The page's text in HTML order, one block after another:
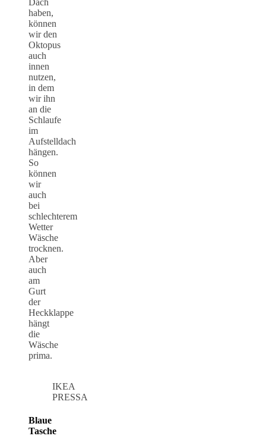
haben,
können
wir den
Oktopus
auch
innen
nutzen,
in dem
wir ihn
an die
Schlaufe
im
Aufstelldach
hängen.
So
können
wir
auch
bei
schlechterem
Wetter
Wäsche
trocknen.
Aber
auch
am
Gurt
der
Heckklappe
hängt
die
Wäsche
prima.
IKEA
PRESSA
Blaue
Tasche